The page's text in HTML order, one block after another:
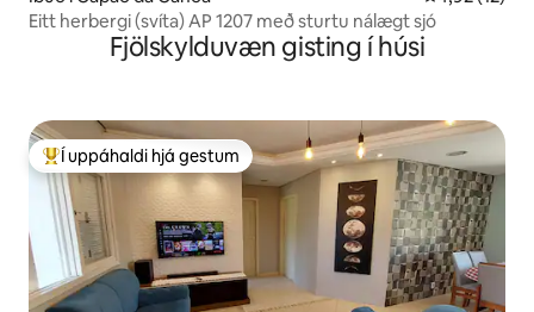
Eitt herbergi (svíta) AP 1207 með sturtu nálægt sjó
Fjölskylduvæn gisting í húsi
Í mestu uppáhaldi hjá gestum
Í uppáhaldi hjá gestum